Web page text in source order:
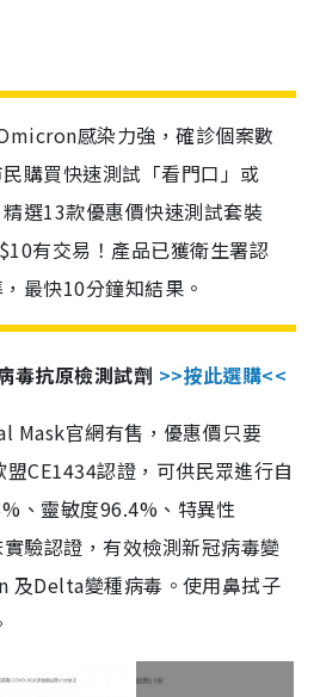
感染力強，確診個案數
購買快速測試「看門口」或
選13款優惠價快速測試套裝
有交易！產品已獲衛生署認
最快10分鐘知結果。
毒抗原檢測試劑 >>按此選購<<
Mask官網有售，優惠價只要
CE1434認證，可供民眾進行自
、靈敏度96.4%、特異性
驗認證，有效檢測新冠病毒變
及Delta變種病毒。使用鼻拭子